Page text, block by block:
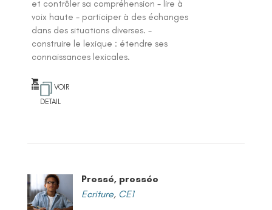
et contrôler sa compréhension - lire à
voix haute - participer à des échanges
dans des situations diverses. -
construire le lexique : étendre ses
connaissances lexicales.
VOIR
DETAIL
Pressé, pressée
Ecriture, CE1